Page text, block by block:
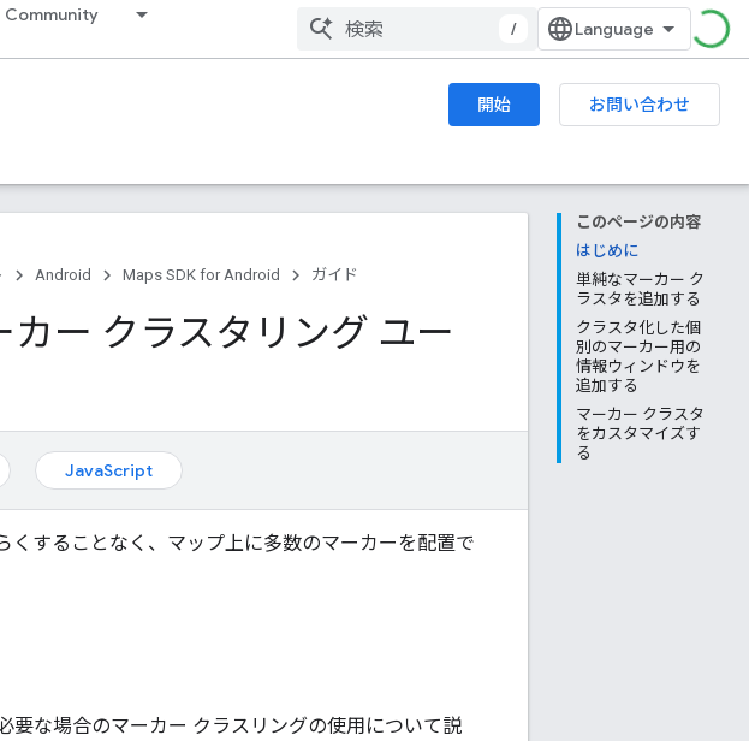
Community
/
開始
お問い合わせ
このページの内容
はじめに
単純なマーカー ク
ラスタを追加する
クラスタ化した個
別のマーカー用の
情報ウィンドウを
追加する
マーカー クラスタ
をカスタマイズす
る
Android Maps SDK for Android ガイド
ー クラスタリング ユー
JavaScript
することなく、マップ上に多数のマーカーを配置で
要な場合のマーカー クラスリングの使用について説